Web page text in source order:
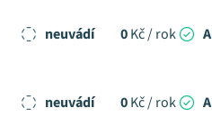
neuvádí 0Kč / rok
neuvádí 0Kč / rok